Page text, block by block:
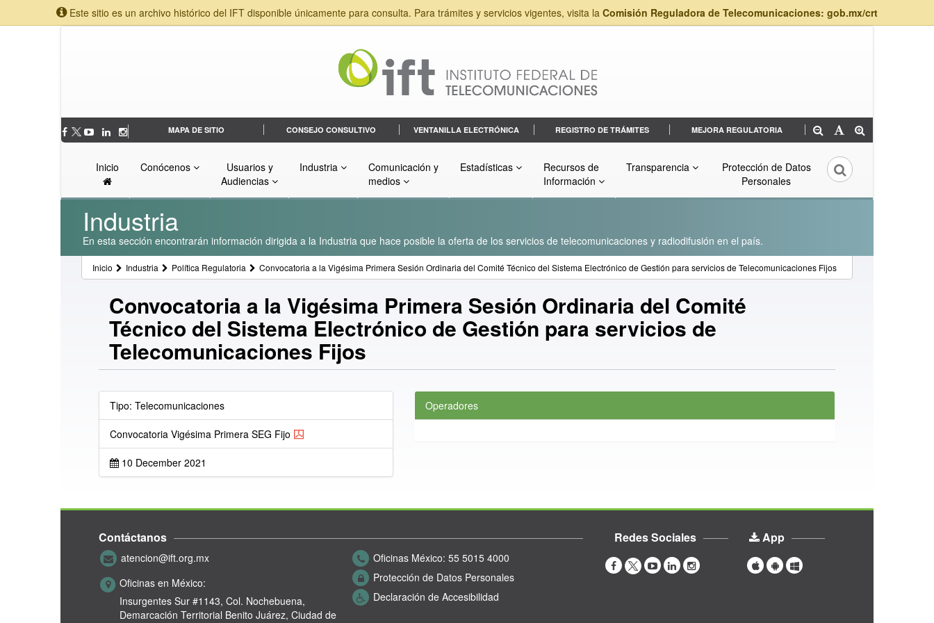
Este sitio es un archivo histórico del IFT disponible únicamente para consulta. Para trámites y servicios vigentes, visita la Comisión Reguladora de Telecomunicaciones: gob.mx/crt
MAPA DE SITIO CONSEJO CONSULTIVO VENTANILLA ELECTRÓNICA REGISTRO DE TRÁMITES MEJORA REGULATORIA
Inicio Conócenos
Usuarios y
Audiencias
Industria
Comunicación y
medios
Estadísticas
Recursos de
Información
Transparencia
Protección de Datos
Personales
Industria
En esta sección encontrarán información dirigida a la Industria que hace posible la oferta de los servicios de telecomunicaciones y radiodifusión en el país.
Inicio Industria Política Regulatoria Convocatoria a la Vigésima Primera Sesión Ordinaria del Comité Técnico del Sistema Electrónico de Gestión para servicios de Telecomunicaciones Fijos
Convocatoria a la Vigésima Primera Sesión Ordinaria del Comité
Técnico del Sistema Electrónico de Gestión para servicios de
Telecomunicaciones Fijos
Tipo: Telecomunicaciones
Convocatoria Vigésima Primera SEG Fijo
10 December 2021
Operadores
Contáctanos
atencion@ift.org.mx
Oficinas en México:
Insurgentes Sur #1143, Col. Nochebuena,
Demarcación Territorial Benito Juárez, Ciudad de
Oficinas México: 55 5015 4000
Protección de Datos Personales
Declaración de Accesibilidad
Redes Sociales App